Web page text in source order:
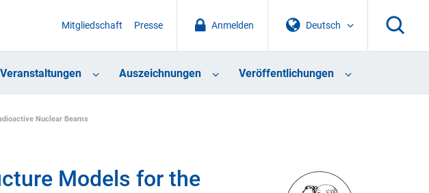
Deutsch
Anmelden
Mitgliedschaft Presse
Veranstaltungen Auszeichnungen Veröffentlichungen
Nuclear Beams
Models for the